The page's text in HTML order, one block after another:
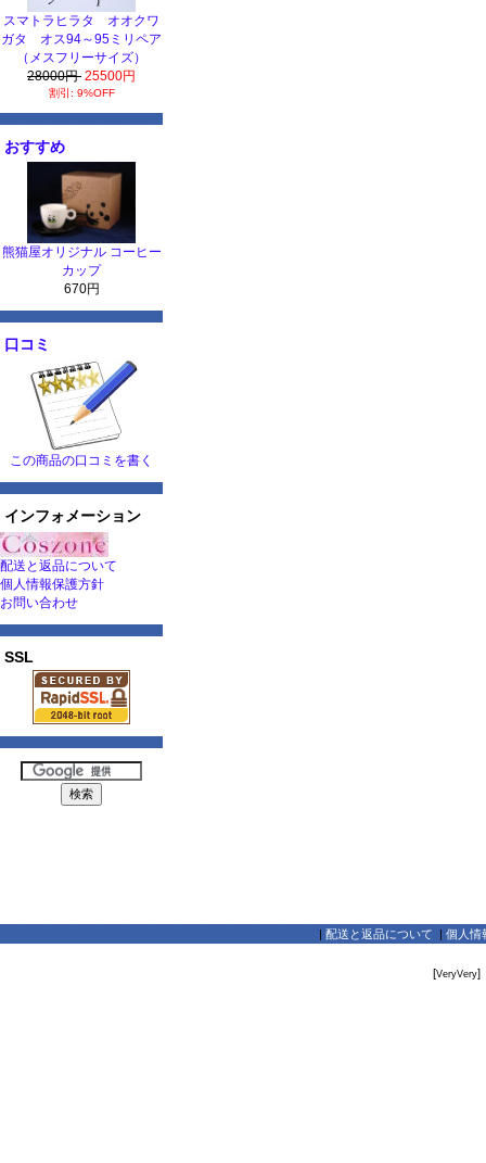
スマトラヒラタ オオクワ
ガタ オス94～95ミリペア
（メスフリーサイズ）
28000円 25500円
割引: 9%OFF
おすすめ
熊猫屋オリジナル コーヒー
カップ
670円
口コミ
この商品の口コミを書く
インフォメーション
配送と返品について
個人情報保護方針
お問い合わせ
SSL
| 配送と返品について | 個人情
[VeryVery]